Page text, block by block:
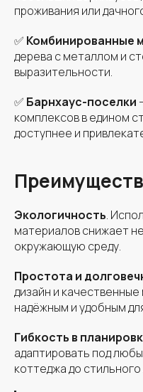
проживания или
✅ Комбинированные
дерева с металлом и
выразительности.
✅ Барнхаус-поселки
комплексов в едином
доступнее и
Экологичность.
материалов снижает
окружающую среду.
Простота и
дизайн и
надёжным и удобным
Гибкость в
адаптировать под
коттеджа до